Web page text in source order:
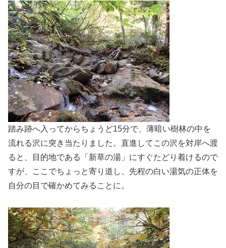
踏み跡へ入ってからちょうど15分で、薄暗い樹林の中を
流れる沢に突き当たりました。直進してこの沢を対岸へ渡
ると、目的地である「新草の湯」にすぐたどり着けるので
すが、ここでちょっと寄り道し、先程の白い湯気の正体を
自分の目で確かめてみることに。